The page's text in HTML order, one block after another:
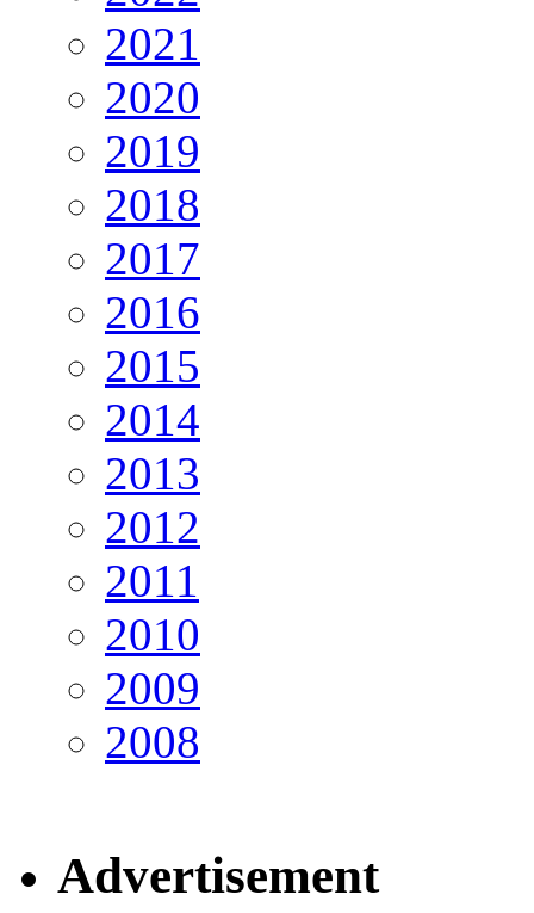
2021
2020
2019
2018
2017
2016
2015
2014
2013
2012
2011
2010
2009
2008
Advertisement